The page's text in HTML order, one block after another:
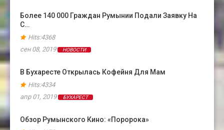
Более 140 000 Граждан Румынии Подали Заявку На
С…
Hits:4368
сен 08, 2019
НОВОСТИ
В Бухаресте Открылась Кофейня Для Мам
Hits:4334
апр 01, 2019
БУХАРЕСТ
Обзор Румынского Кино: «Поророка»